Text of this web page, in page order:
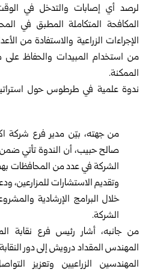
لرصد أي إصابات والتدخل في
المكافحة المتكاملة المطبق في
الإجراءات الزراعية والاستفادة من
من استخدام المبيدات والحفاظ
الممكنة.
من جهته، بيّن مدير فرع شركة
صالح حبيب، أن الندوة تأتي
الشركة في عدد من المحافظات
وتقديم الاستشارات للمزارعين،
خلال البرامج الإرشادية
الشركة.
من جانبه، أشار رئيس فرع نقابة
المهندس المقداد درويش إلى دور
المهندسين الزراعيين وتعزيز